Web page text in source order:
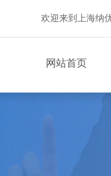
欢迎来到上海纳
网站首页